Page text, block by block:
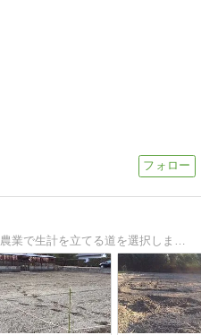
2020年11月15日脱サラをして農業で生計を立てる道を選択しました。 そんな新米農家の成長記録ブログです（＾＾）